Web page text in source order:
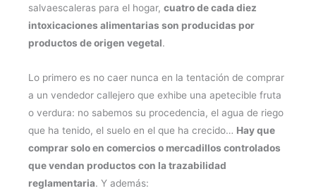
salvaescaleras para el hogar, cuatro de cada diez
intoxicaciones alimentarias son producidas por
productos de origen vegetal.
Lo primero es no caer nunca en la tentación de comprar
a un vendedor callejero que exhibe una apetecible fruta
o verdura: no sabemos su procedencia, el agua de riego
que ha tenido, el suelo en el que ha crecido… Hay que
comprar solo en comercios o mercadillos controlados
que vendan productos con la trazabilidad
reglamentaria. Y además: